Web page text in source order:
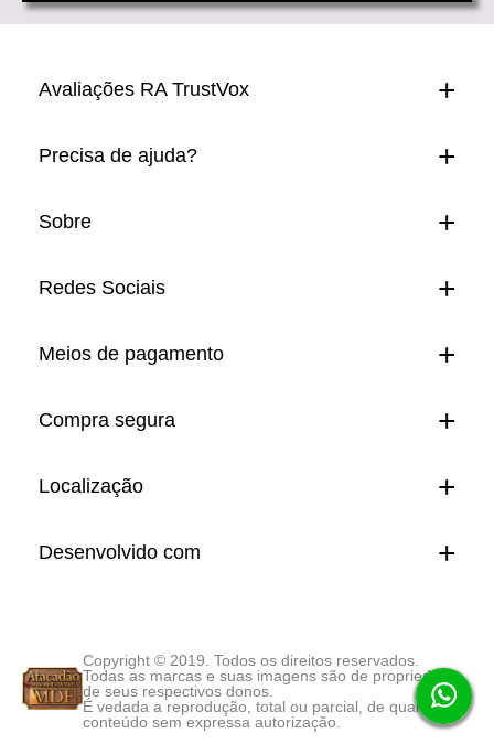
Avaliações RA TrustVox
Precisa de ajuda?
Sobre
Redes Sociais
Meios de pagamento
Compra segura
Localização
Desenvolvido com
Copyright © 2019. Todos os direitos reservados.
Todas as marcas e suas imagens são de propriedade
de seus respectivos donos.
É vedada a reprodução, total ou parcial, de qualquer
conteúdo sem expressa autorização.